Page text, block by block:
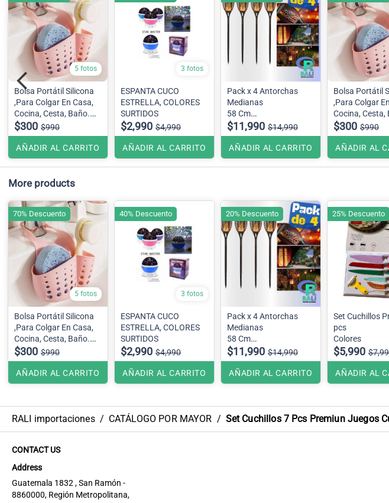
5 fotos
Bolsa Portátil Silicona
,Para Colgar En Casa,
Cocina, Cesta, Baño.
Color ,verde agua
$300 $990
AÑADIR AL CARRITO
3 fotos
ESPANTA CUCO
ESTRELLA, COLORES
SURTIDOS
$2,990 $4,990
AÑADIR AL CARRITO
Pack x 4 Antorchas
Medianas
58 Cm
Efecto llama
$11,990 $14,990
AÑADIR AL CARRITO
Bolsa Portátil
,Para Colgar
Cocina, Cesta,
Color ,verde
$300 $990
AÑADIR AL
More products
5 fotos
Bolsa Portátil Silicona
,Para Colgar En Casa,
Cocina, Cesta, Baño.
Color ,verde agua
$300 $990
AÑADIR AL CARRITO
70% Descuento
3 fotos
ESPANTA CUCO
ESTRELLA, COLORES
SURTIDOS
$2,990 $4,990
AÑADIR AL CARRITO
40% Descuento
Pack x 4 Antorchas
Medianas
58 Cm
Efecto llama
$11,990 $14,990
AÑADIR AL CARRITO
20% Descuento
Set Cuchillos
pcs
Colores
$5,990
AÑADIR AL
25% Descuento
RALI importaciones / CATÁLOGO POR MAYOR / Set Cuchillos 7 Pcs Premiun Juegos
CONTACT US
Address
Guatemala 1832 , San Ramón -
8860000, Región Metropolitana,